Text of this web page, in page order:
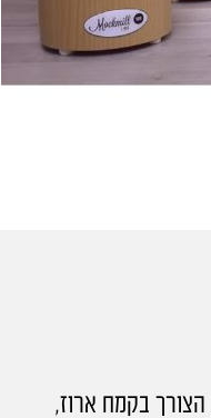
בקמח ארוז,